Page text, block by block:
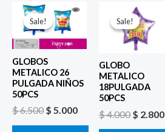
Sale!
Sale!
GLOBOS
METALICO 26
PULGADA NIÑOS
50PCS
$6.500
El
precio
original
era:
$ 5.000
El
Sale!
Sale!
GLOBO
METALICO
18PULGADA
50PCS
$4.000
El
precio
original
era:
$ 2.800